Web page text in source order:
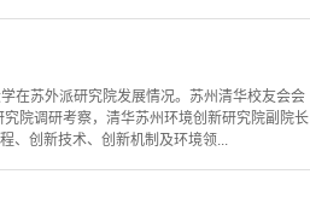
在苏外派研究院发展情况。苏州清华校友会会
院调研考察，清华苏州环境创新研究院副院长
、创新技术、创新机制及环境领...